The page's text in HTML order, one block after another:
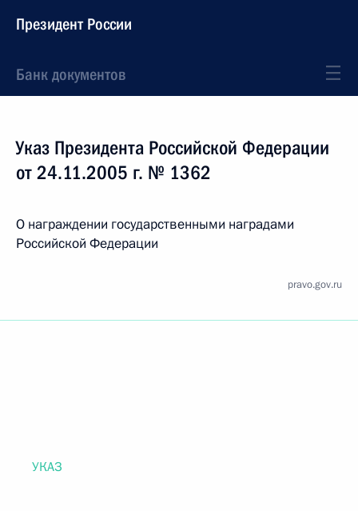
Президент России
Банк документов
Указ Президента Российской Федерации
от 24.11.2005 г. № 1362
О награждении государственными наградами
Российской Федерации
pravo.gov.ru
УКАЗ